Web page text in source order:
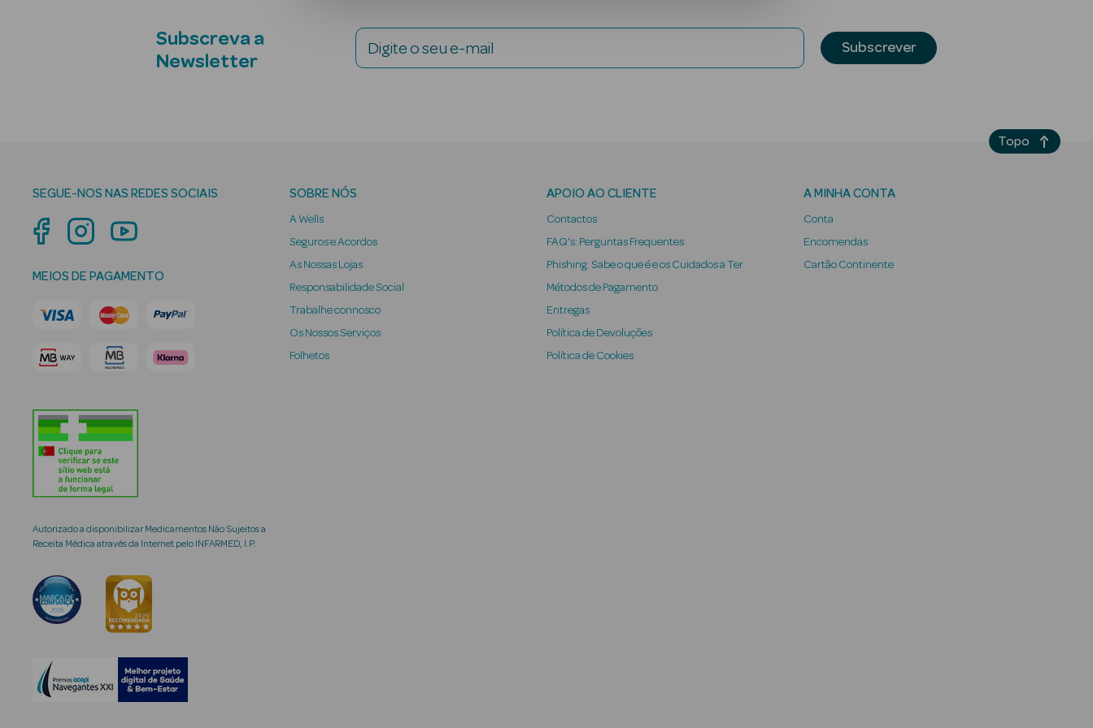
Subscreva a
Newsletter
Digite o seu e-mail Subscrever
SEGUE-NOS NAS REDES SOCIAIS
MEIOS DE PAGAMENTO
Autorizado a disponibilizar Medicamentos Não Sujeitos a
Receita Médica através da Internet pelo INFARMED, I.P.
SOBRE NÓS
A Wells
Seguros e Acordos
As Nossas Lojas
Responsabilidade Social
Trabalhe connosco
Os Nossos Serviços
Folhetos
APOIO AO CLIENTE
Contactos
FAQ's: Perguntas Frequentes
Phishing: Sabe o que é e os Cuidados a Ter
Métodos de Pagamento
Entregas
Política de Devoluções
Política de Cookies
A MINHA CONTA
Conta
Encomendas
Cartão Continente
Topo